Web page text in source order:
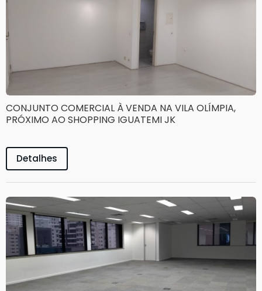
CONJUNTO COMERCIAL À VENDA NA VILA OLÍMPIA,
PRÓXIMO AO SHOPPING IGUATEMI JK
Detalhes